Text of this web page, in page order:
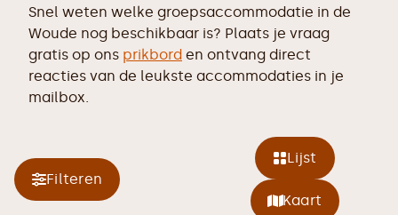
Snel weten welke groepsaccommodatie in de
Woude nog beschikbaar is? Plaats je vraag
gratis op ons prikbord en ontvang direct
reacties van de leukste accommodaties in je
mailbox.
Filteren
Lijst
Kaart